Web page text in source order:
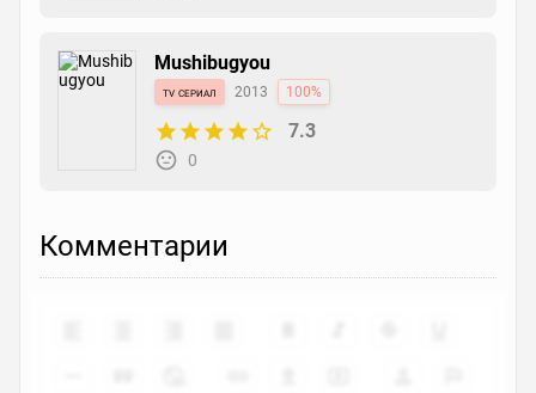
Mushibugyou
tv сериал 2013 100%
7.3
0
Комментарии